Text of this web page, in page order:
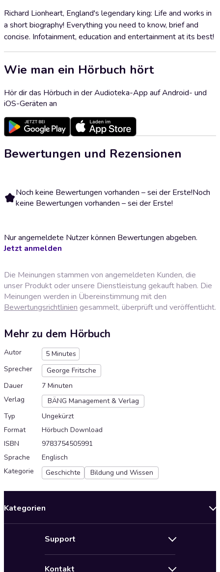
Richard Lionheart, England's legendary king: Life and works in
a short biography! Everything you need to know, brief and
concise. Infotainment, education and entertainment at its best!
Wie man ein Hörbuch hört
Hör dir das Hörbuch in der Audioteka-App auf Android- und
iOS-Geräten an
Bewertungen und Rezensionen
Noch keine Bewertungen vorhanden – sei der Erste!Noch
keine Bewertungen vorhanden – sei der Erste!
Nur angemeldete Nutzer können Bewertungen abgeben.
Jetzt anmelden
Die Meinungen stammen von angemeldeten Kunden, die
unser Produkt oder unsere Dienstleistung gekauft haben. Die
Meinungen werden in Übereinstimmung mit den
Bewertungsrichtlinien gesammelt, überprüft und veröffentlicht.
Mehr zu dem Hörbuch
Autor
5 Minutes
Sprecher
George Fritsche
Dauer
7 Minuten
Verlag
BÄNG Management & Verlag
Typ
Ungekürzt
Format
Hörbuch Download
ISBN
9783754505991
Sprache
Englisch
Kategorie
Geschichte Bildung und Wissen
Kategorien
Support
Kontakt